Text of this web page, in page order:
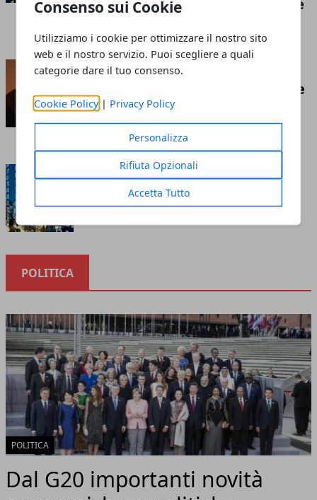
Consenso sui Cookie
Utilizziamo i cookie per ottimizzare il nostro sito
web e il nostro servizio. Puoi scegliere a quali
categorie dare il tuo consenso.
Cookie Policy | Privacy Policy
Personalizza
Rifiuta Opzionali
Accetta Tutto
competizione economica globale
Insufflaggio nell’edilizia: ecco
cos’è e tutto ciò che c’è da sapere
riguardo questa tecnica
Cosa sapere prima di investire
nella borsa online
POLITICA
POLITICA
Dal G20 importanti novità